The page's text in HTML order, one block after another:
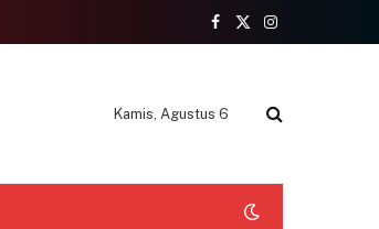
Facebook
X
Instagram
Kamis, Agustus 6